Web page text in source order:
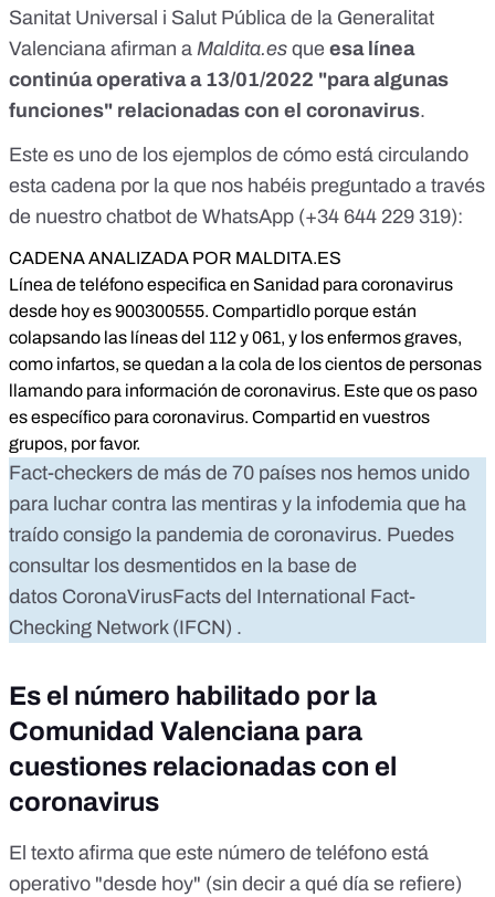
Sanitat Universal i Salut Pública de la Generalitat
Valenciana afirman a Maldita.es que esa línea
continúa operativa a 13/01/2022 "para algunas
funciones" relacionadas con el coronavirus.
Este es uno de los ejemplos de cómo está circulando
esta cadena por la que nos habéis preguntado a través
de nuestro chatbot de WhatsApp (+34 644 229 319):
CADENA ANALIZADA POR MALDITA.ES
Línea de teléfono especifica en Sanidad para coronavirus
desde hoy es 900300555. Compartidlo porque están
colapsando las líneas del 112 y 061, y los enfermos graves,
como infartos, se quedan a la cola de los cientos de personas
llamando para información de coronavirus. Este que os paso
es específico para coronavirus. Compartid en vuestros
grupos, por favor.
Fact-checkers de más de 70 países nos hemos unido
para luchar contra las mentiras y la infodemia que ha
traído consigo la pandemia de coronavirus. Puedes
consultar los desmentidos en la base de
datos CoronaVirusFacts del International Fact-
Checking Network (IFCN) .
Es el número habilitado por la
Comunidad Valenciana para
cuestiones relacionadas con el
coronavirus
El texto afirma que este número de teléfono está
operativo "desde hoy" (sin decir a qué día se refiere)